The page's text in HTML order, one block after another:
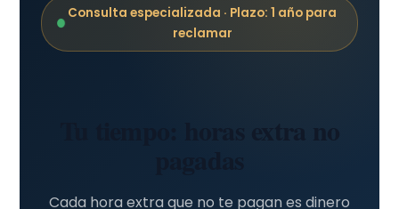
Consulta especializada · Plazo: 1 año para
reclamar
Cada hora extra que no te pagan es dinero